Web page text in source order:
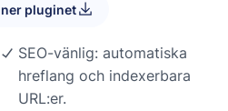
ner pluginet
SEO-vänlig: automatiska
hreflang och indexerbara
URL:er.